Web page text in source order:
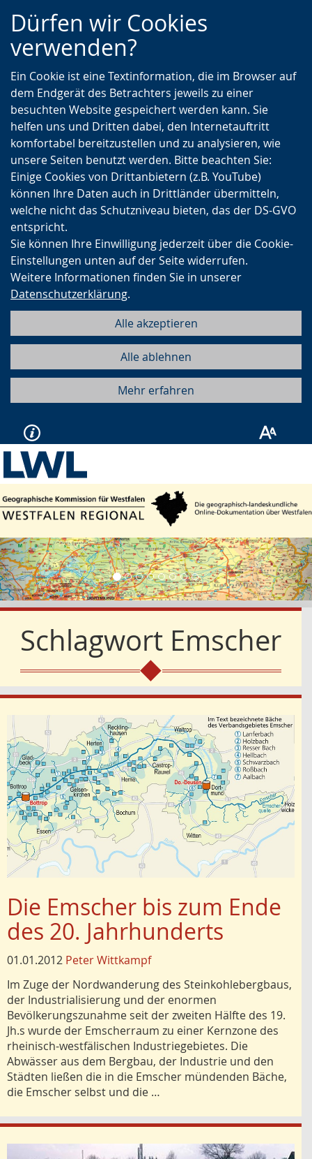
Zur
Hauptnavigation
Zur
Seitennavigation
Zum
Inhalt
Dürfen wir Cookies
verwenden?
Ein Cookie ist eine Textinformation, die im Browser auf
dem Endgerät des Betrachters jeweils zu einer
besuchten Website gespeichert werden kann. Sie
helfen uns und Dritten dabei, den Internetauftritt
komfortabel bereitzustellen und zu analysieren, wie
unsere Seiten benutzt werden. Bitte beachten Sie:
Einige Cookies von Drittanbietern (z.B. YouTube)
können Ihre Daten auch in Drittländer übermitteln,
welche nicht das Schutzniveau bieten, das der DS-GVO
entspricht.
Sie können Ihre Einwilligung jederzeit über die Cookie-
Einstellungen unten auf der Seite widerrufen.
Weitere Informationen finden Sie in unserer
Datenschutzerklärung.
Alle akzeptieren
Alle ablehnen
Mehr erfahren
Vorherige
Schlagwort Emscher
Die Emscher bis zum Ende
des 20. Jahrhunderts
01.01.2012 Peter Wittkampf
Im Zuge der Nordwanderung des Steinkohlebergbaus,
der Industrialisierung und der enormen
Bevölkerungszunahme seit der zweiten Hälfte des 19.
Jh.s wurde der Emscherraum zu einer Kernzone des
rheinisch-westfälischen Industriegebietes. Die
Abwässer aus dem Bergbau, der Industrie und den
Städten ließen die in die Emscher mündenden Bäche,
die Emscher selbst und die …